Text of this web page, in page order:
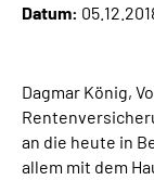
Inhalte in
Leichte
Datum:
Dagmar König,
an die heute in
allem mit dem